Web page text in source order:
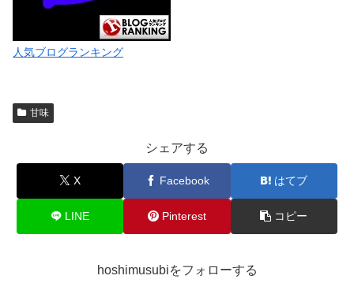
人気ブログランキング
甘味
シェアする
X Facebook はてブ
LINE Pinterest コピー
hoshimusubiをフォローする